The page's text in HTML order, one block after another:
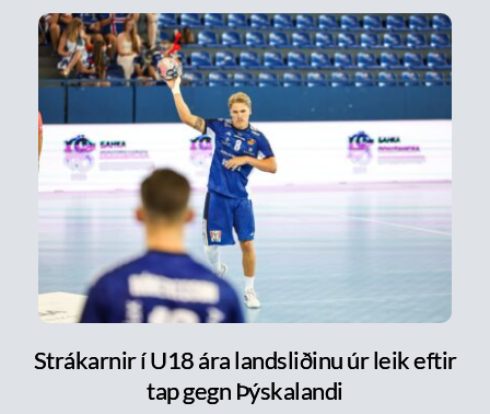
Strákarnir í U18 ára landsliðinu úr leik eftir
tap gegn Þýskalandi